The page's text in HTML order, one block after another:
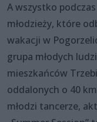
A wszystko
młodzieży, które
wakacji w
grupa młodych
mieszkańców
oddalonych o 40
młodzi tancerze,